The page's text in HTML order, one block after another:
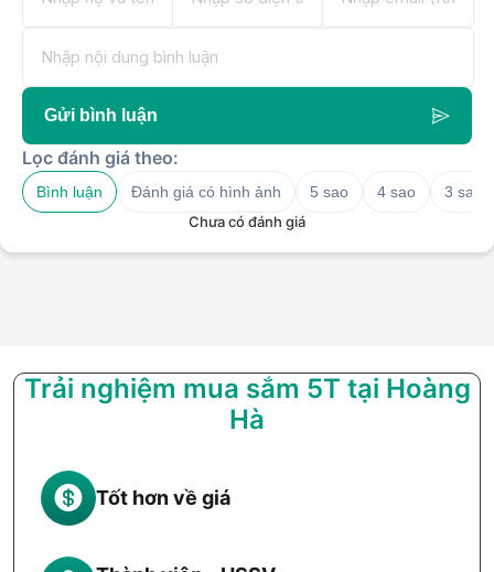
Gửi bình luận
Lọc đánh giá theo:
Bình luận Đánh giá có hình ảnh 5 sao 4 sao
3 sao
Chưa có đánh giá
Trải nghiệm mua sắm 5T tại Hoàng
Hà
Tốt hơn về giá